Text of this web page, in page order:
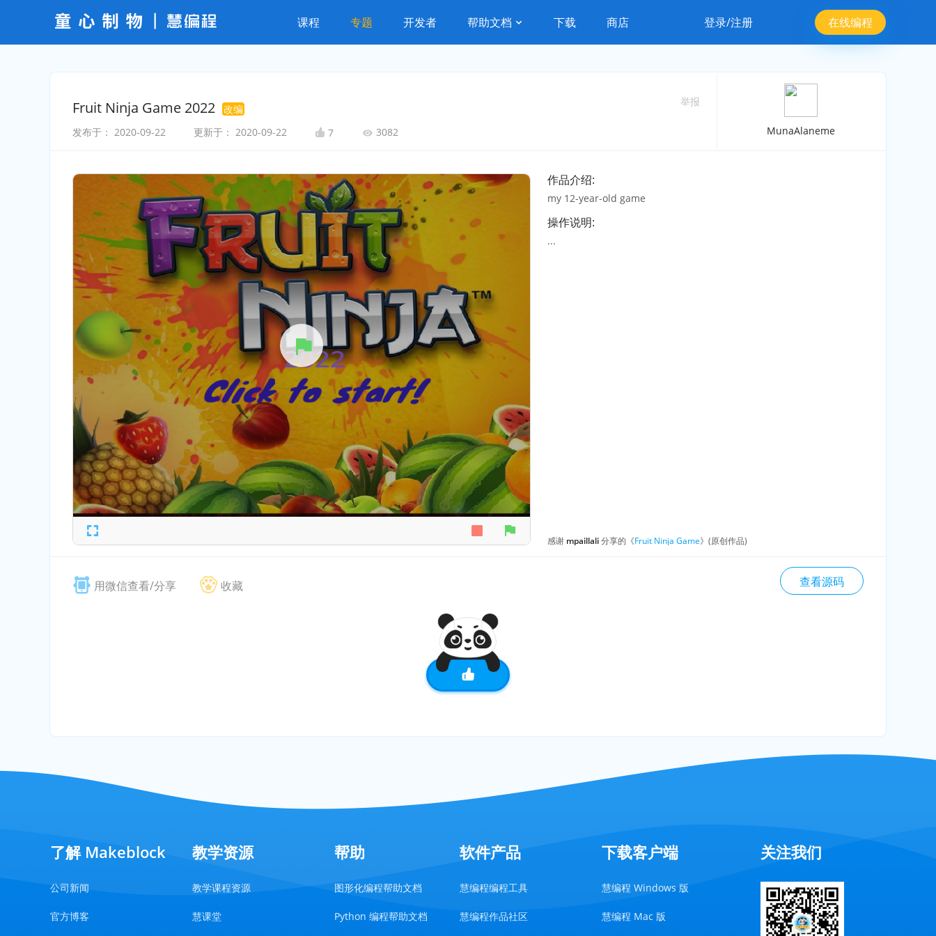
课程 专题 开发者 帮助文档 下载 商店 登录/注册 在线编程
Fruit Ninja Game 2022 改编
举报
发布于： 2020-09-22 更新于： 2020-09-22 7 3082 MunaAlaneme
作品介绍:
my 12-year-old game
操作说明:
...
感谢 mpaillali分享的《Fruit Ninja Game》(原创作品)
用微信查看/分享 收藏 查看源码
了解 Makeblock
公司新闻
官方博客
教学资源
教学课程资源
慧课堂
帮助
图形化编程帮助文档
Python 编程帮助文档
软件产品
慧编程编程工具
慧编程作品社区
下载客户端
慧编程 Windows 版
慧编程 Mac 版
关注我们